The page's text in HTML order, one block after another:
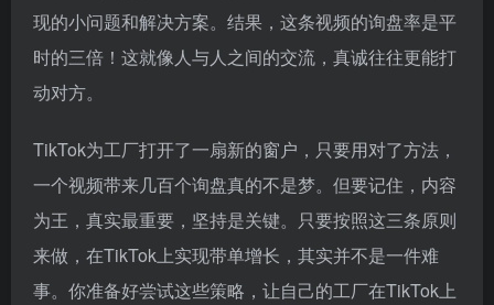
现的小问题和解决方案。结果，这条视频的询盘率是平
时的三倍！这就像人与人之间的交流，真诚往往更能打
动对方。
TikTok为工厂打开了一扇新的窗户，只要用对了方法，
一个视频带来几百个询盘真的不是梦。但要记住，内容
为王，真实最重要，坚持是关键。只要按照这三条原则
来做，在TikTok上实现带单增长，其实并不是一件难
事。你准备好尝试这些策略，让自己的工厂在TikTok上